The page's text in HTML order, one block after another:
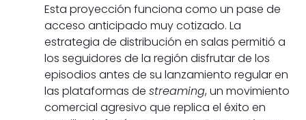
Esta proyección funciona como un pase de
acceso anticipado muy cotizado. La
estrategia de distribución en salas permitió a
los seguidores de la región disfrutar de los
episodios antes de su lanzamiento regular en
las plataformas de streaming, un movimiento
comercial agresivo que replica el éxito en